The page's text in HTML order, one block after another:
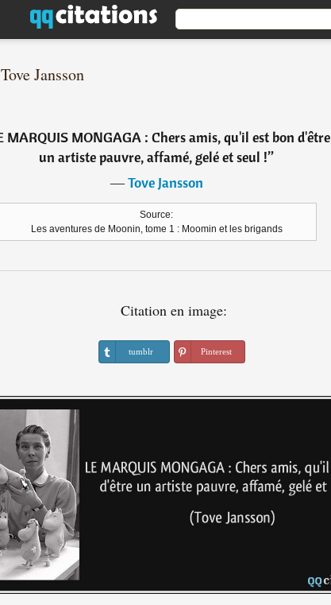
Jansson
MARQUIS MONGAGA : Chers amis, qu'il est bon d'être
un artiste pauvre, affamé, gelé et seul !”
―Tove Jansson
Source:
Les aventures de Moonin, tome 1 : Moomin et les brigands
Citation en image:
tumblr Pinterest